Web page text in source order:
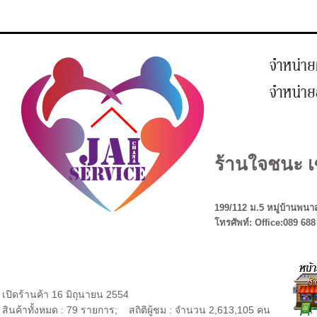
ร้านใจชนะ
199/112 ม.5 หมู่บ้านพน
โทรศัพท์: Office:089
เปิดร้านค้า 16 มิถุนายน 2554
สินค้าทั้งหมด : 79 รายการ; สถิติผู้ชม : จำนวน 2,613,105 คน